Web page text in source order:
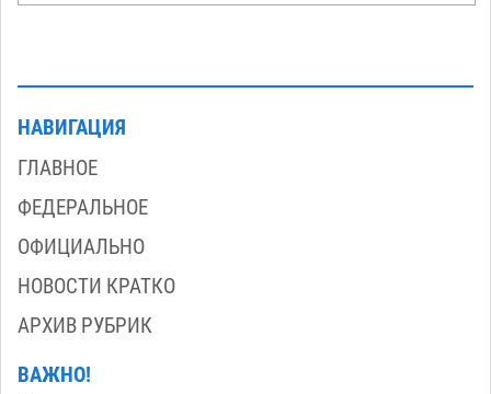
НАВИГАЦИЯ
ГЛАВНОЕ
ФЕДЕРАЛЬНОЕ
ОФИЦИАЛЬНО
НОВОСТИ КРАТКО
АРХИВ РУБРИК
ВАЖНО!